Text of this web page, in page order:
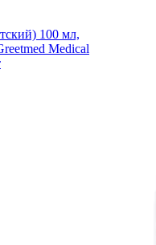
100 мл,
Medical